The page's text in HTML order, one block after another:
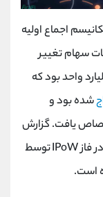
سهام تغییر
واحد بود که
شده بود و
اختصاص یافت. گزارش
IPoWتوسط
است.